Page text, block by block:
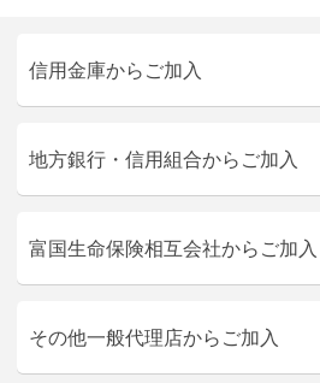
信用金庫からご加入
地方銀行・信用組合からご加入
富国生命保険相互会社からご加入
その他一般代理店からご加入